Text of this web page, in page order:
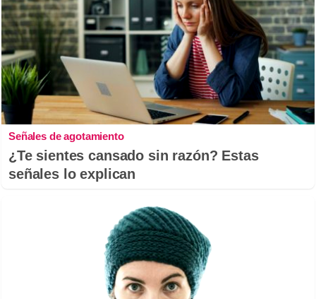
Señales de agotamiento
¿Te sientes cansado sin razón? Estas
señales lo explican